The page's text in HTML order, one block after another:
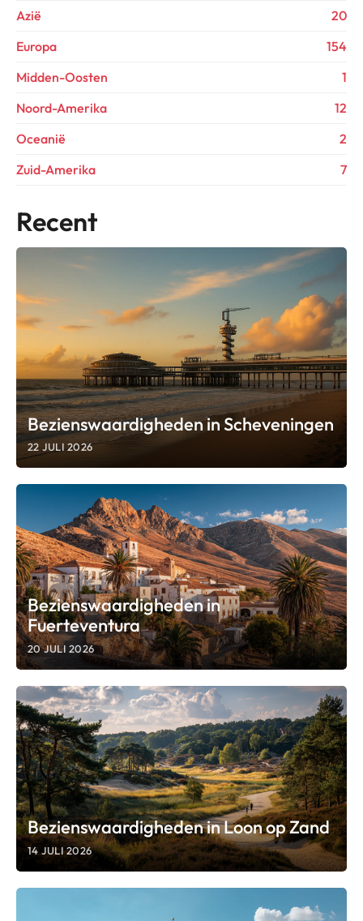
Azië
20
Europa
154
Midden-Oosten
1
Noord-Amerika
12
Oceanië
2
Zuid-Amerika
7
Recent
Bezienswaardigheden in Scheveningen
22 JULI 2026
Bezienswaardigheden in
Fuerteventura
20 JULI 2026
Bezienswaardigheden in Loon op Zand
14 JULI 2026